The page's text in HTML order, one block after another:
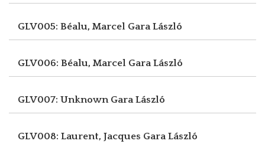
GLV005: Béalu, Marcel Gara László
GLV006: Béalu, Marcel Gara László
GLV007: Unknown Gara László
GLV008: Laurent, Jacques Gara László